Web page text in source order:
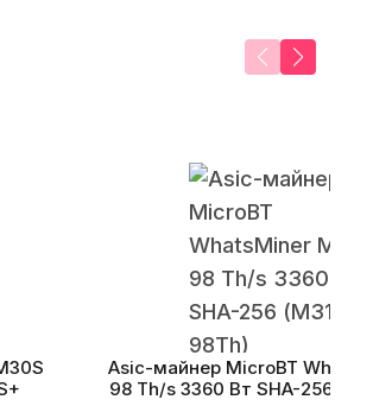
Asic-майнер MicroBT
98 Th/s 3360 Вт SHA-256